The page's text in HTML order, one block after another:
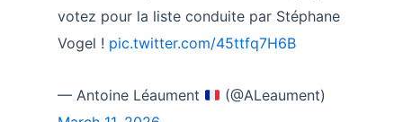
votez pour la liste conduite par Stéphane
Vogel ! pic.twitter.com/45ttfq7H6B
— Antoine Léaument
(@ALeaument)